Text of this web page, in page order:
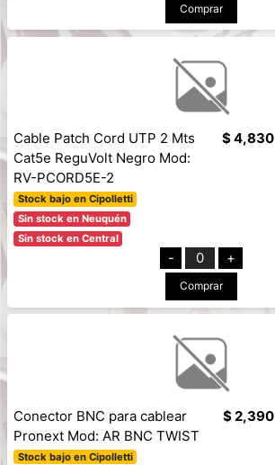
Comprar
Cable Patch Cord UTP 2 Mts
Cat5e ReguVolt Negro Mod:
RV-PCORD5E-2
Stock bajo en Cipolletti
Sin stock en Neuquén
Sin stock en Central
$ 4,830
- 0 +
Comprar
Conector BNC para cablear
Pronext Mod: AR BNC TWIST
Stock bajo en Cipolletti
$ 2,390